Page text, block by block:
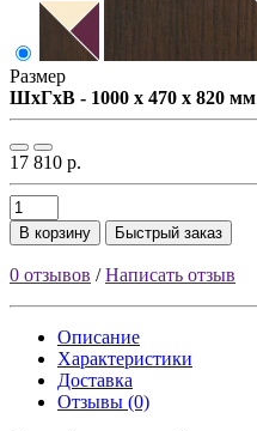
Размер
ШxГxВ - 1000 x 470 x 820 мм
17 810 р.
В корзину Быстрый заказ
0 отзывов /Написать отзыв
Описание
Характеристики
Доставка
Отзывы (0)